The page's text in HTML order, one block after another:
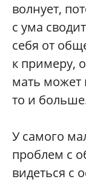
волнует,
с ума
себя от
к примеру,
мать может
то и
У самого
проблем с
видеться с